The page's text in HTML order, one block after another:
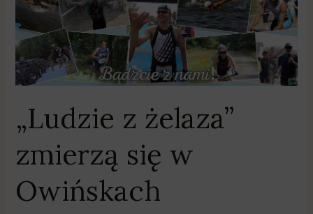
„Ludzie z żelaza”
zmierzą się w
Owińskach
żelaza”
zmierzą
się